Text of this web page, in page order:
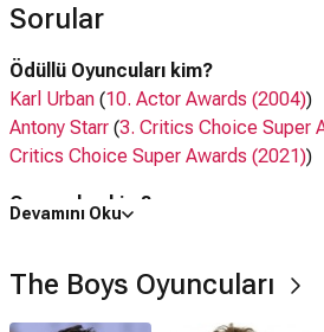
Sorular
Ödüllü Oyuncuları kim?
Karl Urban (10. Actor Awards (2004))
Antony Starr (3. Critics Choice Super
Critics Choice Super Awards (2021))
Oyuncuları kim?
Ne zaman çıktı?
Devamını Oku
The Boys Oyuncuları